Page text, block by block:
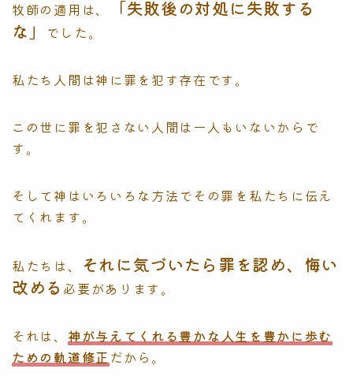
牧師の適用は、
「失敗後の対処に失敗する
な」
でした。
私たち人間は神に罪を犯す存在です。
この世に罪を犯さない人間は一人もいないからで
す。
そして神はいろいろな方法でその罪を私たちに伝え
てくれます。
私たちは、
それに気づいたら罪を認め、悔い
改める 必要があります。
それは、 神が与えてくれる豊かな人生を豊かに歩む
ための軌道修正 だから。